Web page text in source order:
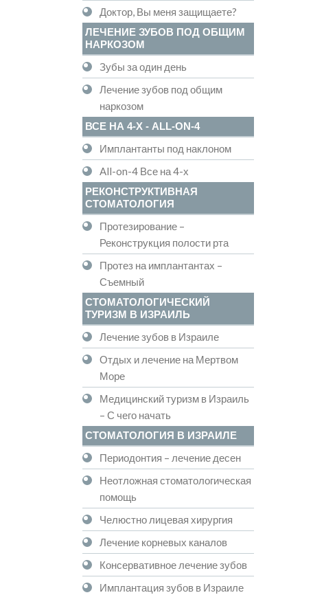
Доктор, Вы меня защищаете?
ЛЕЧЕНИЕ ЗУБОВ ПОД ОБЩИМ
НАРКОЗОМ
Зубы за один день
Лечение зубов под общим
наркозом
ВСЕ НА 4-Х - ALL-ON-4
Имплантанты под наклоном
All-on-4 Все на 4-х
РЕКОНСТРУКТИВНАЯ
СТОМАТОЛОГИЯ
Протезирование –
Реконструкция полости рта
Протез на имплантантах –
Съемный
СТОМАТОЛОГИЧЕСКИЙ
ТУРИЗМ В ИЗРАИЛЬ
Лечение зубов в Израиле
Отдых и лечение на Мертвом
Море
Медицинский туризм в Израиль
– С чего начать
СТОМАТОЛОГИЯ В ИЗРАИЛЕ
Периодонтия – лечение десен
Неотложная стоматологическая
помощь
Челюстно лицевая хирургия
Лечение корневых каналов
Консервативное лечение зубов
Имплантация зубов в Израиле